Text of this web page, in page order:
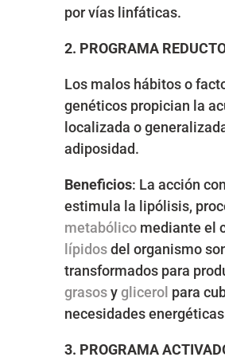
por vías linfáticas.
2. PROGRAMA
Los malos hábitos o
genéticos propician la
localizada o
adiposidad.
Beneficios: La acción
estimula la lipólisis,
metabólicomediante el
lípidosdel organismo
transformados para
grasosyglicerol para
necesidades
3. PROGRAMA